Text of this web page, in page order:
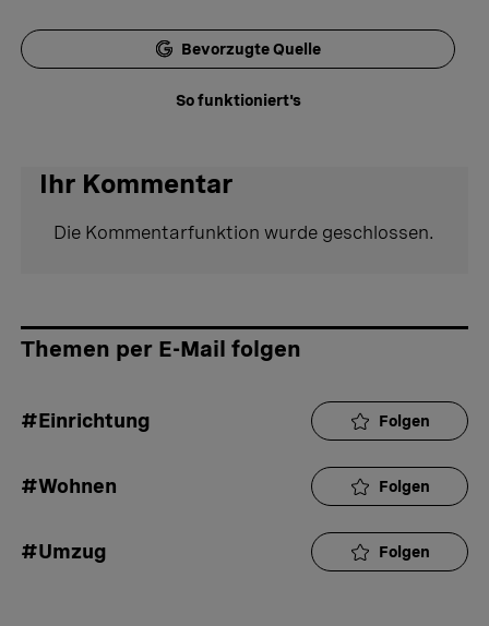
Bevorzugte Quelle
So funktioniert's
Ihr Kommentar
Die Kommentarfunktion wurde geschlossen.
Themen per E-Mail folgen
#Einrichtung Folgen
#Wohnen Folgen
#Umzug Folgen